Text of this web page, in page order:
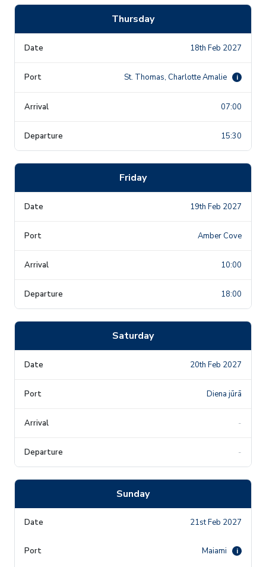
Thursday
18th Feb 2027
St. Thomas, Charlotte Amalie i
07:00
15:30
Friday
19th Feb 2027
Amber Cove
10:00
18:00
Saturday
20th Feb 2027
Diena jūrā
-
-
Sunday
21st Feb 2027
Maiami i